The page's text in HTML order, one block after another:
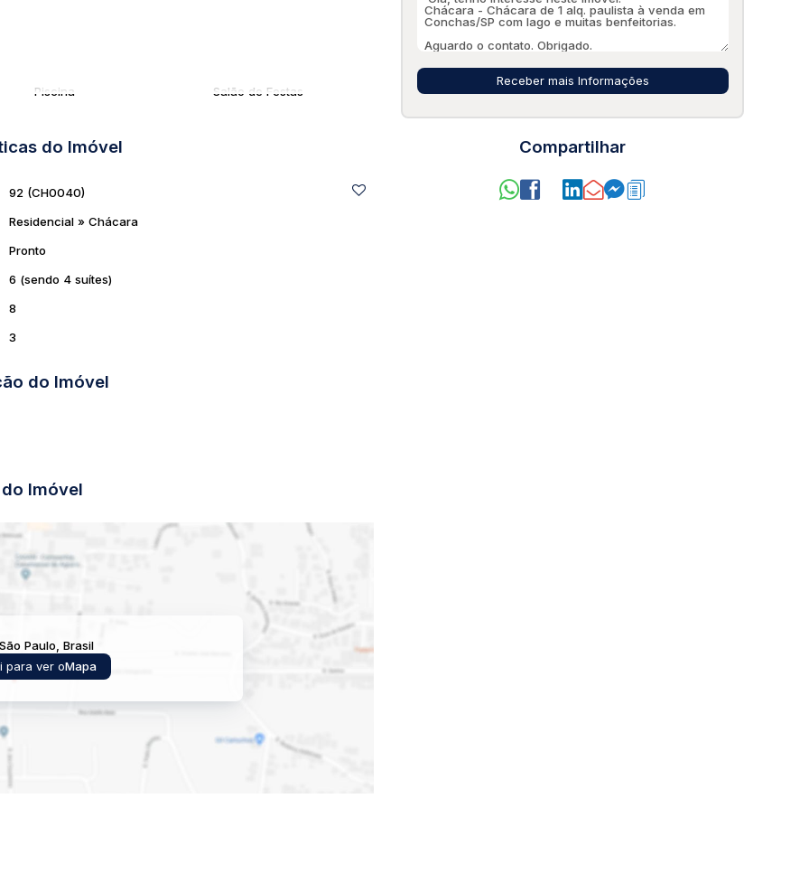
Limão de várias qualidades; Caqui; Mamão; Goiaba;
Piscina
Salão de Festas
Área de Serviço
do Imóvel
92 (CH0040)
Residencial » Chácara
Pronto
6 (sendo 4 suítes)
8
3
do Imóvel
Imóvel
São Paulo Brasil
para ver oMapa
Compartilhar